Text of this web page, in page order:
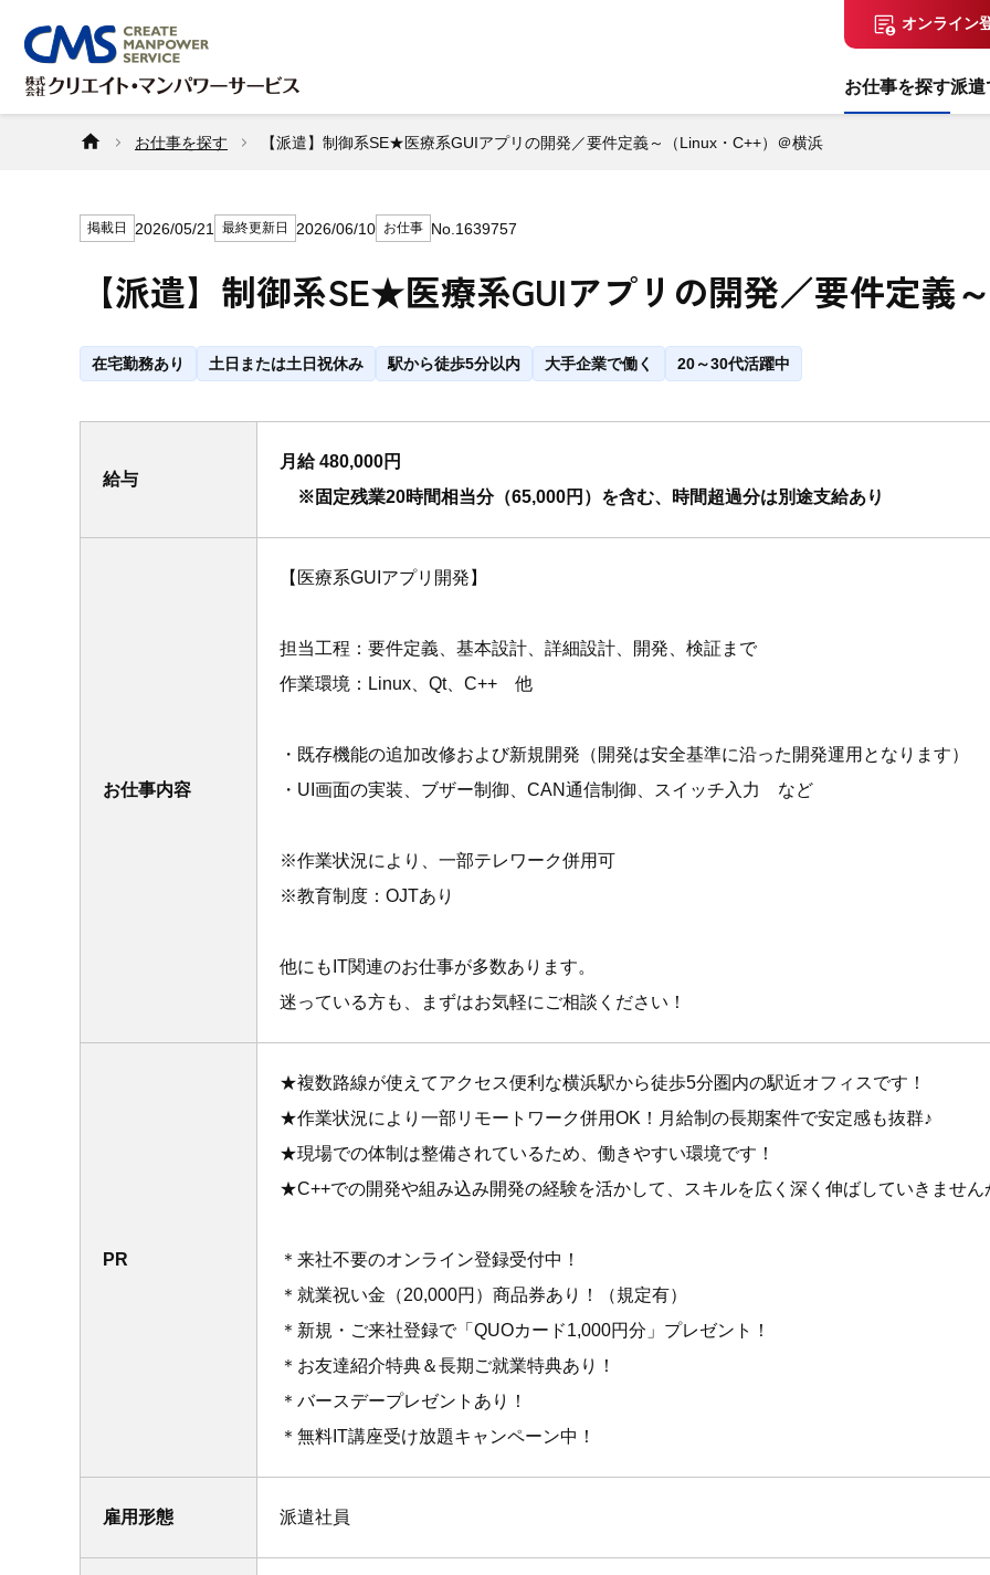
オンライン
お仕事を探す派遣
お仕事を探す 【派遣】制御系SE★医療系GUIアプリの開発／要件定義～（Linux・C++）＠横浜
掲載日 2026/05/21 最終更新日 2026/06/10 お仕事 No.1639757
【派遣】制御系SE★医療系GUIアプリの開発／要件定
在宅勤務あり 土日または土日祝休み 駅から徒歩5分以内 大手企業で働く 20～30代活躍中
給与
月給 480,000円
※固定残業20時間相当分（65,000円）を含む、時間超過分は別途支給あり
お仕事内容
【医療系GUIアプリ開発】
担当工程：要件定義、基本設計、詳細設計、開発、検証まで
作業環境：Linux、Qt、C++ 他
・既存機能の追加改修および新規開発（開発は安全基準に沿った開発運用となります）
・UI画面の実装、ブザー制御、CAN通信制御、スイッチ入力 など
※作業状況により、一部テレワーク併用可
※教育制度：OJTあり
他にもIT関連のお仕事が多数あります。
迷っている方も、まずはお気軽にご相談ください！
PR
★複数路線が使えてアクセス便利な横浜駅から徒歩5分圏内の駅近オフィスです！
★作業状況により一部リモートワーク併用OK！月給制の長期案件で安定感も抜群♪
★現場での体制は整備されているため、働きやすい環境です！
★C++での開発や組み込み開発の経験を活かして、スキルを広く深く伸ばしていきません
＊来社不要のオンライン登録受付中！
＊就業祝い金（20,000円）商品券あり！（規定有）
＊新規・ご来社登録で「QUOカード1,000円分」プレゼント！
＊お友達紹介特典＆長期ご就業特典あり！
＊バースデープレゼントあり！
＊無料IT講座受け放題キャンペーン中！
雇用形態 派遣社員